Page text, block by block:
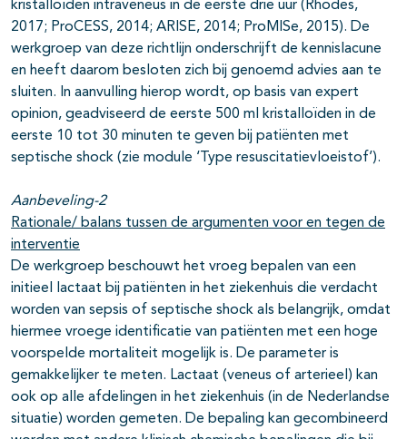
kristalloïden intraveneus in de eerste drie uur (Rhodes,
2017; ProCESS, 2014; ARISE, 2014; ProMISe, 2015). De
werkgroep van deze richtlijn onderschrijft de kennislacune
en heeft daarom besloten zich bij genoemd advies aan te
sluiten. In aanvulling hierop wordt, op basis van expert
opinion, geadviseerd de eerste 500 ml kristalloïden in de
eerste 10 tot 30 minuten te geven bij patiënten met
septische shock (zie module ‘Type resuscitatievloeistof’).
Aanbeveling-2
Rationale/ balans tussen de argumenten voor en tegen de
interventie
De werkgroep beschouwt het vroeg bepalen van een
initieel lactaat bij patiënten in het ziekenhuis die verdacht
worden van sepsis of septische shock als belangrijk, omdat
hiermee vroege identificatie van patiënten met een hoge
voorspelde mortaliteit mogelijk is. De parameter is
gemakkelijker te meten. Lactaat (veneus of arterieel) kan
ook op alle afdelingen in het ziekenhuis (in de Nederlandse
situatie) worden gemeten. De bepaling kan gecombineerd